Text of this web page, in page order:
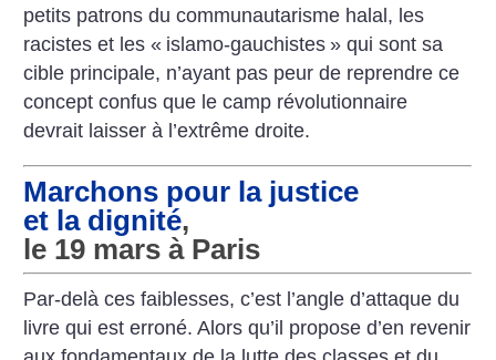
petits patrons du communautarisme halal, les
racistes et les « islamo-gauchistes » qui sont sa
cible principale, n’ayant pas peur de reprendre ce
concept confus que le camp révolutionnaire
devrait laisser à l’extrême droite.
Marchons pour la justice
et la dignité,
le 19 mars à Paris
Par-delà ces faiblesses, c’est l’angle d’attaque du
livre qui est erroné. Alors qu’il propose d’en revenir